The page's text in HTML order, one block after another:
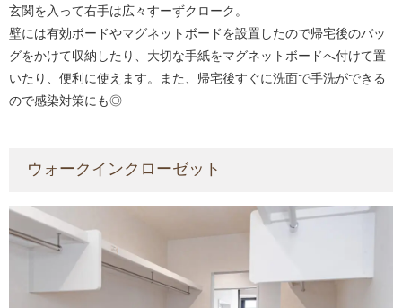
玄関を入って右手は広々すーずクローク。
壁には有効ボードやマグネットボードを設置したので帰宅後のバッ
グをかけて収納したり、大切な手紙をマグネットボードへ付けて置
いたり、便利に使えます。また、帰宅後すぐに洗面で手洗ができる
ので感染対策にも◎
ウォークインクローゼット